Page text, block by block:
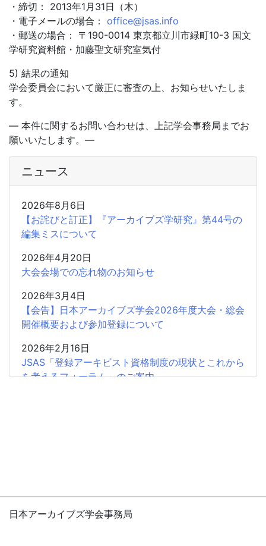
・締切： 2013年1月31日（木）
・電子メールの場合： office@jsas.info
・郵送の場合： 〒190-0014 東京都立川市緑町10-3 国文
学研究資料館・加藤聖文研究室気付
5) 結果の通知
学会委員会において厳正に審査の上、お知らせいたしま
す。
― 本件に関するお問い合わせは、上記学会事務局までお
願いいたします。―
ニュース
2026年8月6日
【お詫びと訂正】『アーカイブズ学研究』第44号の
編集ミスについて
2026年4月20日
大会会場での忘れ物のお知らせ
2026年3月4日
【会告】日本アーカイブズ学会2026年度大会・総会
開催概要および参加登録について
2026年2月16日
JSAS「登録アーキビスト資格制度の現状とこれから
を考えるフォーラム」のご案内
ます
日本アーカイブズ学会事務局